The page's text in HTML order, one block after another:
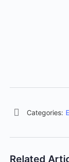
Categories:
Related